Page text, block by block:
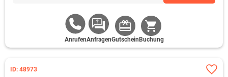
AnrufenAnfragenGutschein Buchung
ID: 48973